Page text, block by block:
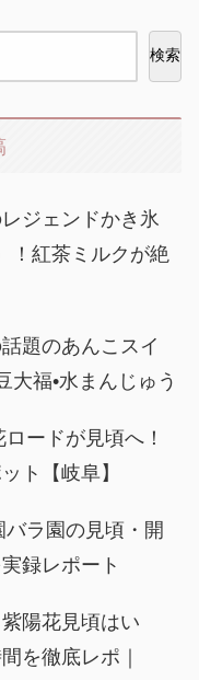
検索
ジェンドかき氷
！紅茶ミルクが絶
題のあんこスイ
大福•水まんじゅう
ードが見頃へ！
ト【岐阜】
バラ園の見頃・開
録レポート
陽花見頃はい
を徹底レポ｜